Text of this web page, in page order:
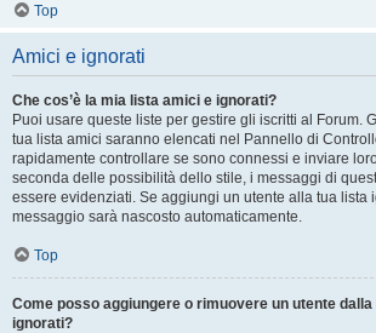
Top
Amici e ignorati
Che cos’è la mia lista amici e ignorati?
Puoi usare queste liste per gestire gli iscritti al Forum.
tua lista amici saranno elencati nel Pannello di
rapidamente controllare se sono connessi e inviare
seconda delle possibilità dello stile, i messaggi di
essere evidenziati. Se aggiungi un utente alla tua lista
messaggio sarà nascosto automaticamente.
Top
Come posso aggiungere o rimuovere un utente
ignorati?